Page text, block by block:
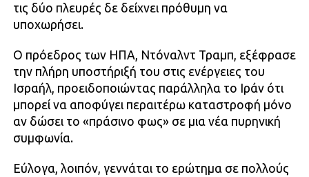
τις δύο πλευρές δε δείχνει πρόθυμη να
υποχωρήσει.
Ο πρόεδρος των ΗΠΑ, Ντόναλντ Τραμπ, εξέφρασε
την πλήρη υποστήριξή του στις ενέργειες του
Ισραήλ, προειδοποιώντας παράλληλα το Ιράν ότι
μπορεί να αποφύγει περαιτέρω καταστροφή μόνο
αν δώσει το «πράσινο φως» σε μια νέα πυρηνική
συμφωνία.
Εύλογα, λοιπόν, γεννάται το ερώτημα σε πολλούς